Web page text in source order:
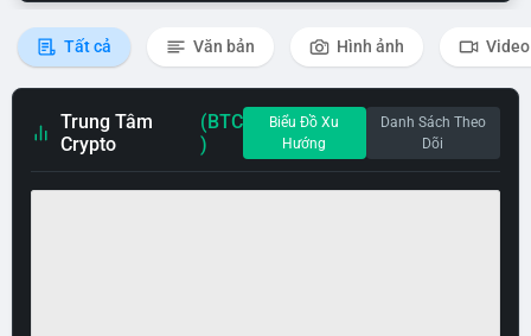
Tất cả Văn bản Hình ảnh Video
Trung Tâm
Crypto
(BTC
)
Biểu Đồ Xu
Hướng
Danh Sách Theo
Dõi